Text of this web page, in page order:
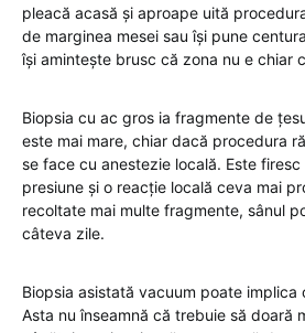
pleacă acasă și aproape uită
de marginea mesei sau își pune
își amintește brusc că zona nu e chiar
Biopsia cu ac gros ia fragmente de
este mai mare, chiar dacă procedura
se face cu anestezie locală. Este
presiune și o reacție locală ceva mai
recoltate mai multe fragmente, sânul
câteva zile.
Biopsia asistată vacuum poate implica
Asta nu înseamnă că trebuie să doară